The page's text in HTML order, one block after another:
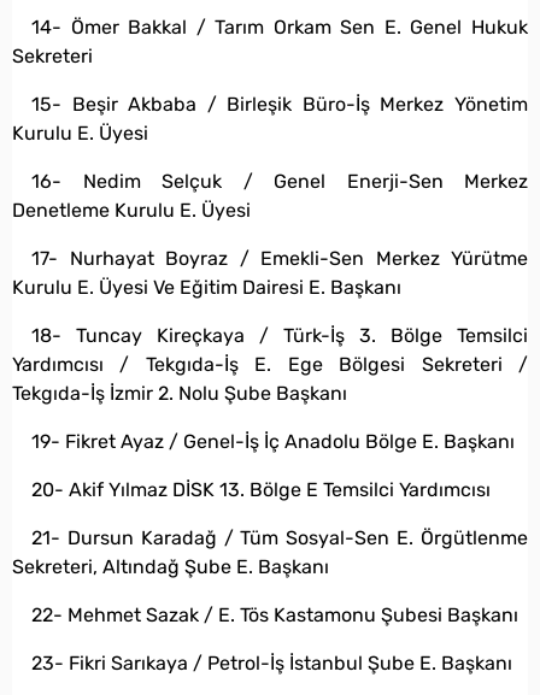
14- Ömer Bakkal / Tarım Orkam Sen E. Genel Hukuk
Sekreteri
15- Beşir Akbaba / Birleşik Büro-İş Merkez Yönetim
Kurulu E. Üyesi
16- Nedim Selçuk / Genel Enerji-Sen Merkez
Denetleme Kurulu E. Üyesi
17- Nurhayat Boyraz / Emekli-Sen Merkez Yürütme
Kurulu E. Üyesi Ve Eğitim Dairesi E. Başkanı
18- Tuncay Kireçkaya / Türk-İş 3. Bölge Temsilci
Yardımcısı / Tekgıda-İş E. Ege Bölgesi Sekreteri /
Tekgıda-İş İzmir 2. Nolu Şube Başkanı
19- Fikret Ayaz / Genel-İş İç Anadolu Bölge E. Başkanı
20- Akif Yılmaz DİSK 13. Bölge E Temsilci Yardımcısı
21- Dursun Karadağ / Tüm Sosyal-Sen E. Örgütlenme
Sekreteri, Altındağ Şube E. Başkanı
22- Mehmet Sazak / E. Tös Kastamonu Şubesi Başkanı
23- Fikri Sarıkaya / Petrol-İş İstanbul Şube E. Başkanı